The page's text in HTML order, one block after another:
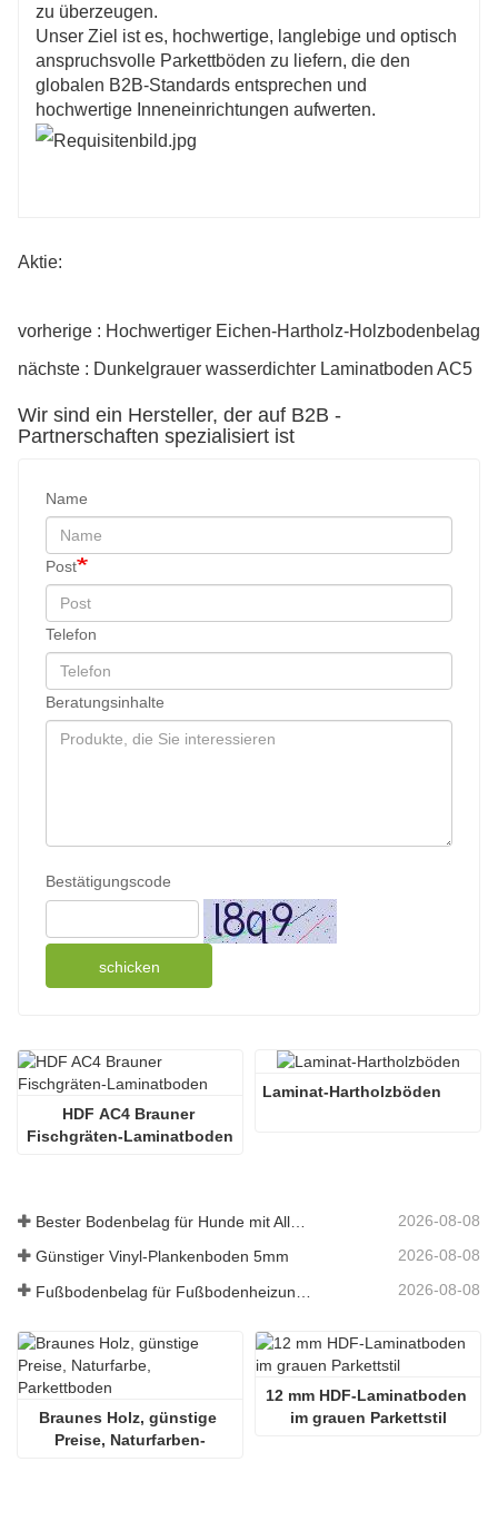
zu überzeugen.
Unser Ziel ist es, hochwertige, langlebige und optisch
anspruchsvolle Parkettböden zu liefern, die den
globalen B2B-Standards entsprechen und
hochwertige Inneneinrichtungen aufwerten.
Aktie:
vorherige : Hochwertiger Eichen-Hartholz-Holzbodenbelag
nächste : Dunkelgrauer wasserdichter Laminatboden AC5
Wir sind ein Hersteller, der auf B2B -
Partnerschaften spezialisiert ist
Name
Post
Telefon
Beratungsinhalte
Bestätigungscode
schicken
HDF AC4 Brauner
Fischgräten-Laminatboden
Laminat-Hartholzböden
2026-08-08
Günstiger Vinyl-Plankenboden 5mm 2026-08-08
2026-08-08
Braunes Holz, günstige
Preise, Naturfarben-
12 mm HDF-Laminatboden
im grauen Parkettstil